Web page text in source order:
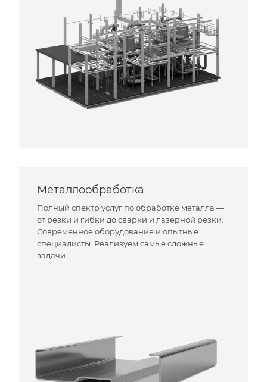
Металлообработка
Полный спектр услуг по обработке металла —
от резки и гибки до сварки и лазерной резки.
Современное оборудование и опытные
специалисты. Реализуем самые сложные
задачи.